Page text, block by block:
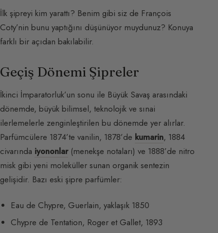
İlk şipreyi kim yarattı? Benim gibi siz de François
Coty’nin bunu yaptığını düşünüyor muydunuz? Konuya
farklı bir açıdan bakılabilir.
Geçiş Dönemi Şipreler
İkinci İmparatorluk’un sonu ile Büyük Savaş arasındaki
dönemde, büyük bilimsel, teknolojik ve sınai
ilerlemelerle zenginleştirilen bu dönemde yer alırlar.
Parfümcülere 1874’te vanilin, 1878’de kumarin, 1884
civarında iyononlar(menekşe notaları) ve 1888’de nitro
misk gibi yeni moleküller sunan organik sentezin
gelişidir. Bazı eski şipre parfümler:
Eau de Chypre, Guerlain, yaklaşık 1850
Chypre de Tentation, Roger et Gallet, 1893